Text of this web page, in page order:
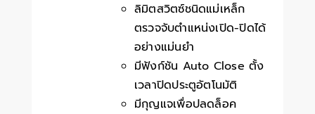
ลิมิตสวิตซ์ชนิดแม่เหล็ก
ตรวจจับตำแหน่งเปิด-ปิดได้
อย่างแม่นยำ
มีฟังก์ชัน Auto Close ตั้ง
เวลาปิดประตูอัตโนมัติ
มีกุญแจเพื่อปลดล็อค